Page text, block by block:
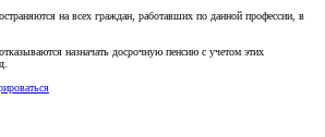
на всех граждан, работавших по данной профессии, в
назначать досрочную пенсию с учетом этих